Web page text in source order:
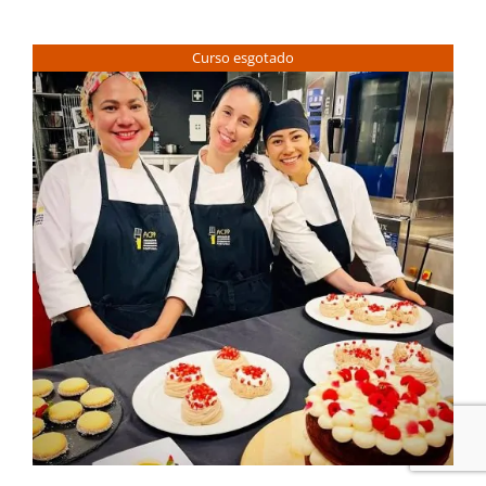
Curso esgotado